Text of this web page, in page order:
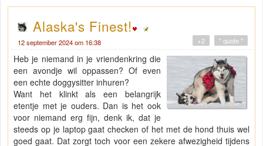
Alaska's Finest!
12 september 2024 om 16:38 " quote "
+2
Heb je niemand in je vriendenkring die
een avondje wil oppassen? Of even
een echte doggysitter inhuren?
Want het klinkt als een belangrijk
etentje met je ouders. Dan is het ook
voor niemand erg fijn, denk ik, dat je
steeds op je laptop gaat checken of het met de hond thuis wel
goed gaat. Dat zorgt toch voor een zekere afwezigheid tijdens